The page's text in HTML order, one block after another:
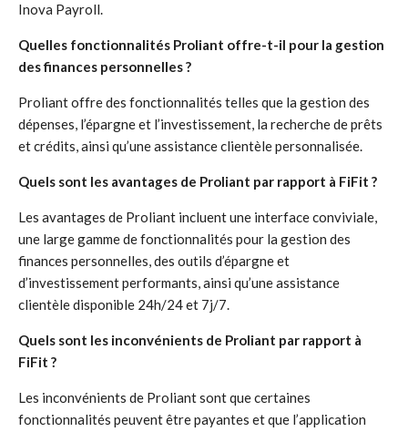
Inova Payroll.
Quelles fonctionnalités Proliant offre-t-il pour la gestion
des finances personnelles ?
Proliant offre des fonctionnalités telles que la gestion des
dépenses, l’épargne et l’investissement, la recherche de prêts
et crédits, ainsi qu’une assistance clientèle personnalisée.
Quels sont les avantages de Proliant par rapport à FiFit ?
Les avantages de Proliant incluent une interface conviviale,
une large gamme de fonctionnalités pour la gestion des
finances personnelles, des outils d’épargne et
d’investissement performants, ainsi qu’une assistance
clientèle disponible 24h/24 et 7j/7.
Quels sont les inconvénients de Proliant par rapport à
FiFit ?
Les inconvénients de Proliant sont que certaines
fonctionnalités peuvent être payantes et que l’application